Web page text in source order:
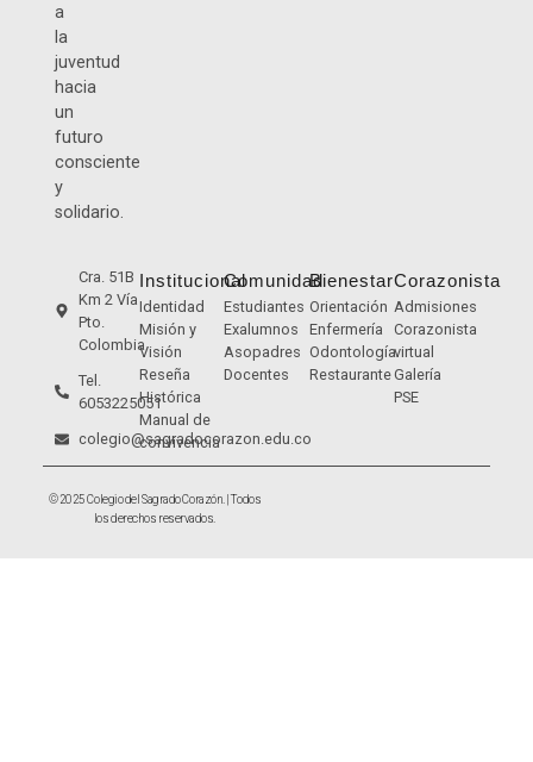
a
la
juventud
hacia
un
futuro
consciente
y
solidario.
Cra. 51B
Km 2 Vía
Pto.
Colombia
Tel.
6053225051
colegio@sagradocorazon.edu.co
Institucional
Identidad
Misión y
Visión
Reseña
Histórica
Manual de
convivencia
Comunidad
Estudiantes
Exalumnos
Asopadres
Docentes
Bienestar
Orientación
Enfermería
Odontología
Restaurante
Corazonista
Admisiones
Corazonista
virtual
Galería
PSE
© 2025 Colegio del Sagrado Corazón. | Todos
los derechos reservados.